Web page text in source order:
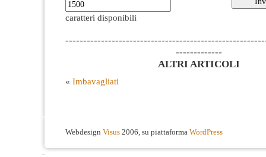
caratteri disponibili
-------------
ALTRI ARTICOLI
« Imbavagliati
Webdesign Visus 2006, su piattaforma WordPress